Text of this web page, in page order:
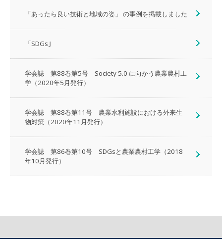
「あったら良い技術と地域の姿」 の事例を掲載しました
「SDGs｣
学会誌 第88巻第5号 Society 5.0 に向かう農業農村工
学（2020年5月発行）
学会誌 第88巻第11号 農業水利施設における外来生
物対策（2020年11月発行）
学会誌 第86巻第10号 SDGsと農業農村工学（2018
年10月発行）